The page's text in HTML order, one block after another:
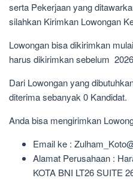
serta Pekerjaan yang
silahkan Kirimkan Lowongan
Lowongan bisa dikirimkan
harus dikirimkan sebelum
Dari Lowongan yang
diterima sebanyak 0 Kandidat.
Anda bisa mengirimkan
Email ke :
Alamat Perusahaan :
KOTA BNI LT26 SUITE